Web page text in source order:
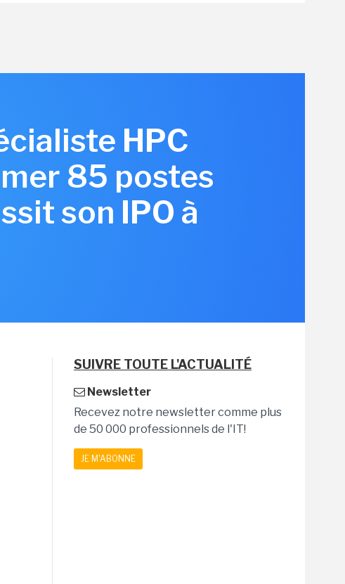
HPC
85 postes
son IPO à
SUIVRE TOUTE L'ACTUALITÉ
Newsletter
Recevez notre newsletter comme plus
de 50 000 professionnels de l'IT!
JE M'ABONNE